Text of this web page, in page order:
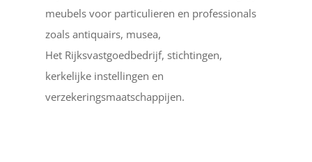
meubels voor particulieren en professionals
zoals antiquairs, musea,
Het Rijksvastgoedbedrijf, stichtingen,
kerkelijke instellingen en
verzekeringsmaatschappijen.